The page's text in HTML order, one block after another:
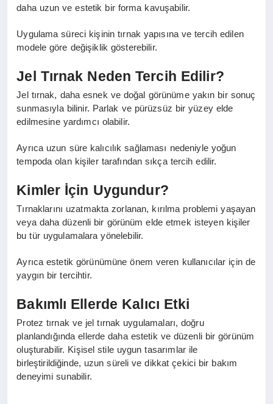
daha uzun ve estetik bir forma kavuşabilir.
Uygulama süreci kişinin tırnak yapısına ve tercih edilen
modele göre değişiklik gösterebilir.
Jel Tırnak Neden Tercih Edilir?
Jel tırnak, daha esnek ve doğal görünüme yakın bir sonuç
sunmasıyla bilinir. Parlak ve pürüzsüz bir yüzey elde
edilmesine yardımcı olabilir.
Ayrıca uzun süre kalıcılık sağlaması nedeniyle yoğun
tempoda olan kişiler tarafından sıkça tercih edilir.
Kimler İçin Uygundur?
Tırnaklarını uzatmakta zorlanan, kırılma problemi yaşayan
veya daha düzenli bir görünüm elde etmek isteyen kişiler
bu tür uygulamalara yönelebilir.
Ayrıca estetik görünümüne önem veren kullanıcılar için de
yaygın bir tercihtir.
Bakımlı Ellerde Kalıcı Etki
Protez tırnak ve jel tırnak uygulamaları, doğru
planlandığında ellerde daha estetik ve düzenli bir görünüm
oluşturabilir. Kişisel stile uygun tasarımlar ile
birleştirildiğinde, uzun süreli ve dikkat çekici bir bakım
deneyimi sunabilir.